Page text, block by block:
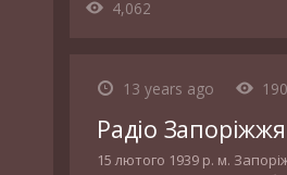
4,062
13 years ago 190
Радіо Запоріжжя
15 лютого 1939 р. м.